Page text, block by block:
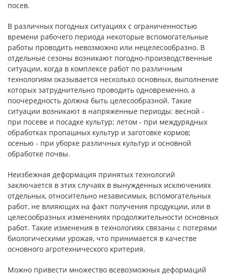
посев.
В различных погодных ситуациях с ограниченностью
времени рабочего периода некоторые вспомогательные
работы проводить невозможно или нецелесообразно. В
отдельные сезоны возникают погодно-производственные
ситуации, когда в комплексе работ по различным
технологиям оказывается несколько основных, выполнение
которых затруднительно проводить одновременно, а
поочередность должна быть целесообразной. Такие
ситуации возникают в напряженные периоды: весной -
при посеве и посадке культур; летом - при междурядных
обработках пропашных культур и заготовке кормов;
осенью - при уборке различных культур и основной
обработке почвы.
Неизбежная деформация принятых технологий
заключается в этих случаях в вынужденных исключениях
отдельных, относительно независимых, вспомогательных
работ, не влияющих на факт получения продукции, или в
целесообразных изменениях продолжительности основных
работ. Такие изменения в технологиях связаны с потерями
биологическими урожая, что принимается в качестве
основного агротехнического критерия.
Можно привести множество всевозможных деформаций